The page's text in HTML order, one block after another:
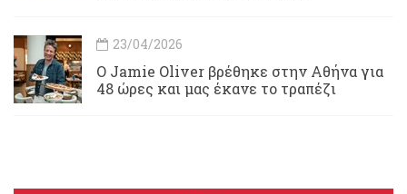
23/04/2026
Ο Jamie Oliver βρέθηκε στην Αθήνα για
48 ώρες και μας έκανε το τραπέζι